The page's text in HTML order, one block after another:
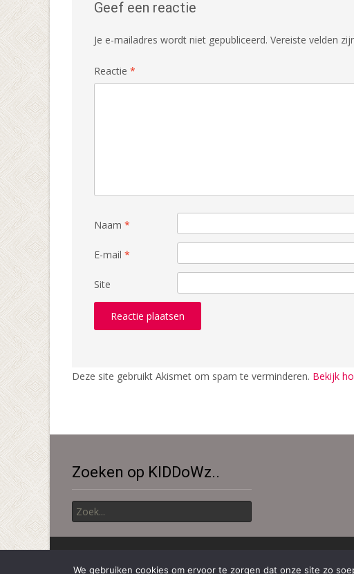
Geef een reactie
Je e-mailadres wordt niet gepubliceerd. Vereiste velden
Reactie *
Naam *
E-mail *
Site
Deze site gebruikt Akismet om spam te verminderen. Bekijk
Zoeken op KIDDoWz..
Zoek
naar:
Copyright © KiDDoWz: voor kinderen en hun (groot)ouders
We gebruiken cookies om ervoor te zorgen dat onze site zo